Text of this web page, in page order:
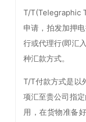
T/T(Telegraphic
申请，拍发加押
行或代理行(即汇
种汇款方式。
T/T付款方式是以
项汇至贵公司指
用，在货物准备